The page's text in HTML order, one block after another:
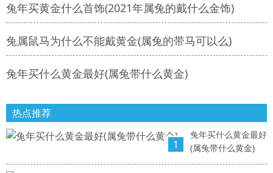
兔年买黄金什么首饰(2021年属兔的戴什么金饰)
兔属鼠马为什么不能戴黄金(属兔的带马可以么)
兔年买什么黄金最好(属兔带什么黄金)
热点推荐
1
兔年买什么黄金最好
(属兔带什么黄金)